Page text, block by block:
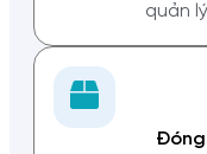
quản